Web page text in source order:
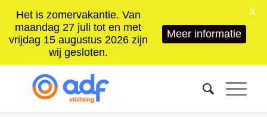
Het is zomervakantie. Van
maandag 27 juli tot en met
vrijdag 15 augustus 2026 zijn
wij gesloten.
Meer informatie
X